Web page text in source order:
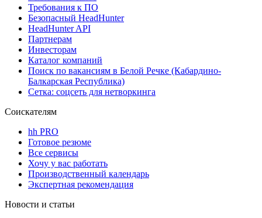
Требования к ПО
Безопасный HeadHunter
HeadHunter API
Партнерам
Инвесторам
Каталог компаний
Поиск по вакансиям в Белой Речке (Кабардино-
Балкарская Республика)
Сетка: соцсеть для нетворкинга
Соискателям
hh PRO
Готовое резюме
Все сервисы
Хочу у вас работать
Производственный календарь
Экспертная рекомендация
Новости и статьи